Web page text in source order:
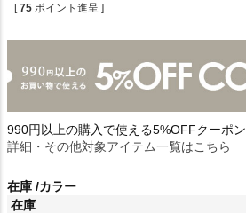
[ 75 ポイント進呈 ]
990円以上の購入で使える5%OFFクーポン
詳細・その他対象アイテム一覧はこちら
在庫 カラー
在庫